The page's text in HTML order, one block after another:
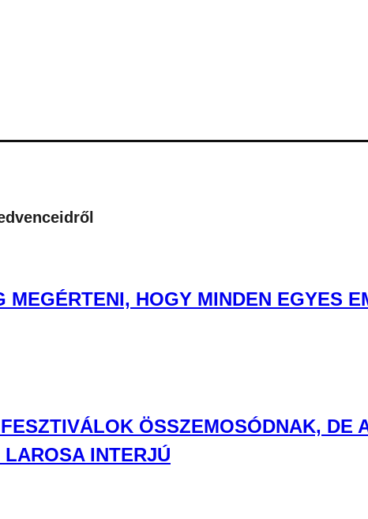
MEGÉRTENI, HOGY MINDEN EGYES
ÖSSZEMOSÓDNAK, DE
INTERJÚ